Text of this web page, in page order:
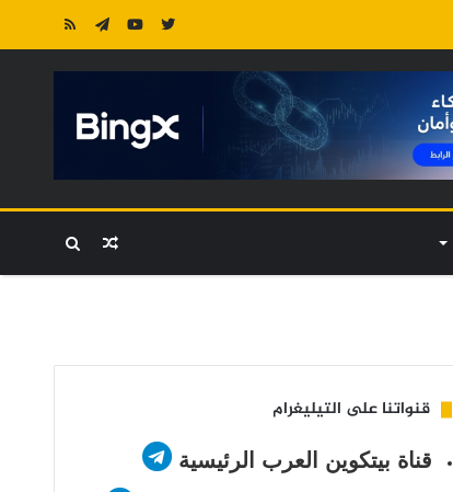
بحث مقال
قنواتنا على التيليغرام
قناة بيتكوين العرب الرئيسية